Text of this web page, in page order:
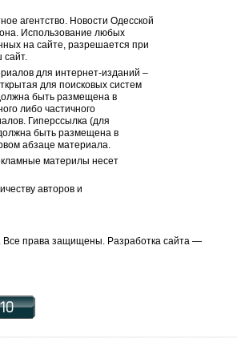
агентство. Новости Одесской
Использование любых
на сайте, разрешается при
для интернет-изданий –
для поисковых систем
быть размещена в
либо частичного
Гиперссылка (для
быть размещена в
абзаце материала.
материлы несет
авторов и
права защищены. Разработка cайта —